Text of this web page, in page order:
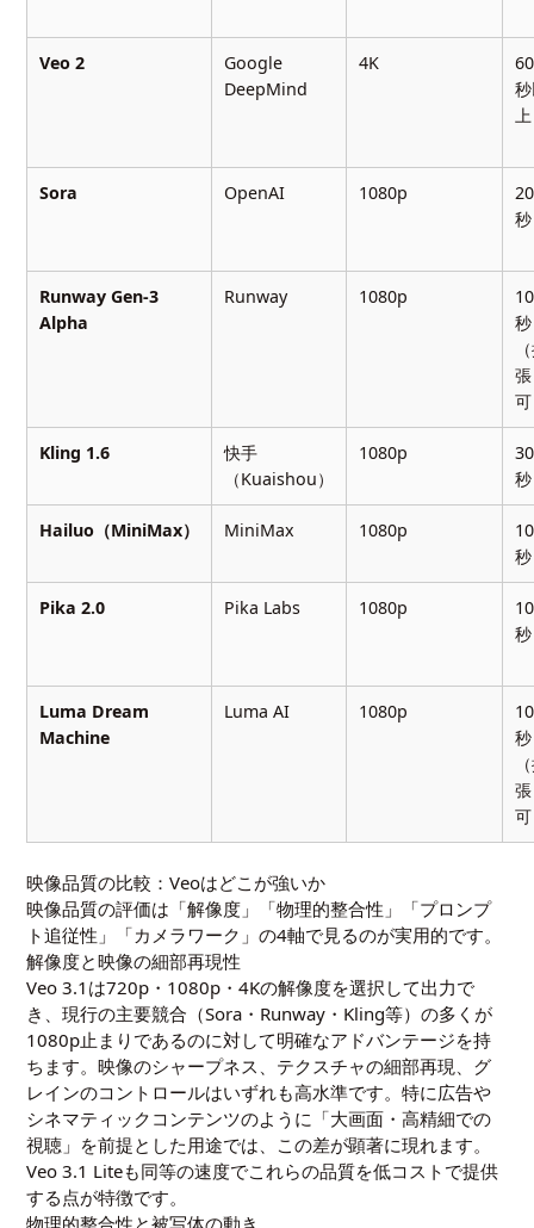
Veo 2
Google
DeepMind
4K
60
上
Sora OpenAI 1080p
20
秒
Runway Gen-3
Alpha
Runway 1080p
10
秒
張
Kling 1.6
快手
（Kuaishou）
1080p
30
秒
Hailuo（MiniMax） MiniMax 1080p
10
秒
Pika 2.0 Pika Labs 1080p
10
秒
Luma Dream
Machine
Luma AI 1080p
10
秒
張
映像品質の比較：Veoはどこが強いか
映像品質の評価は「解像度」「物理的整合性」「プロンプ
ト追従性」「カメラワーク」の4軸で見るのが実用的です。
解像度と映像の細部再現性
Veo 3.1は720p・1080p・4Kの解像度を選択して出力で
き、現行の主要競合（Sora・Runway・Kling等）の多くが
1080p止まりであるのに対して明確なアドバンテージを持
ちます。映像のシャープネス、テクスチャの細部再現、グ
レインのコントロールはいずれも高水準です。特に広告や
シネマティックコンテンツのように「大画面・高精細での
視聴」を前提とした用途では、この差が顕著に現れます。
Veo 3.1 Liteも同等の速度でこれらの品質を低コストで提供
する点が特徴です。
物理的整合性と被写体の動き